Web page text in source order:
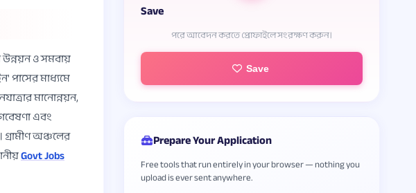
উন্নয়ন ও সমবায়
পাসের মাধ্যমে
মানোন্নয়ন,
এবং
গ্রামীণ অঞ্চলের
Govt Jobs
Save
পরে আবেদন করতে প্রোফাইলে সংরক্ষণ করুন।
Save
Prepare Your Application
Free tools that run entirely in your browser — nothing you
upload is ever sent anywhere.